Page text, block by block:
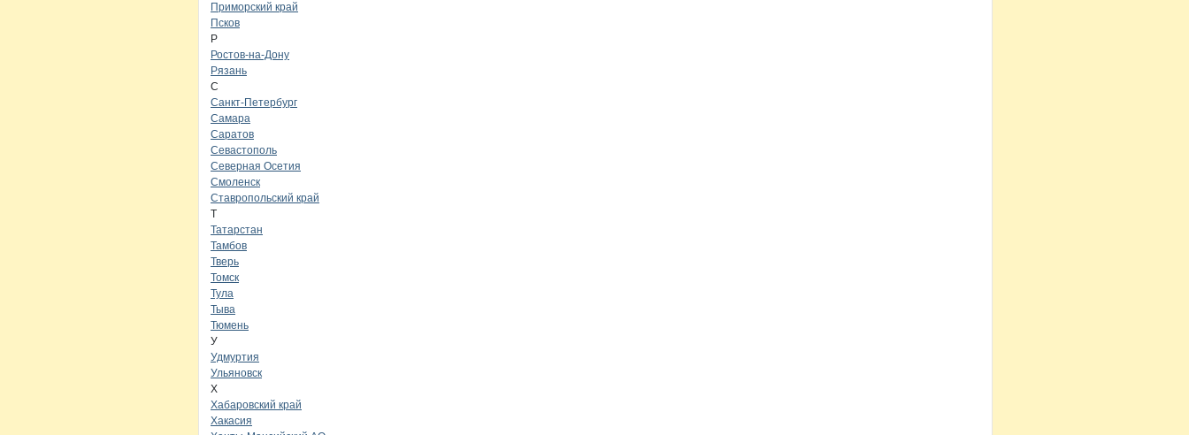
Приморский край
Псков
Р
Ростов-на-Дону
Рязань
С
Санкт-Петербург
Самара
Саратов
Севастополь
Северная Осетия
Смоленск
Ставропольский край
Т
Татарстан
Тамбов
Тверь
Томск
Тула
Тыва
Тюмень
У
Удмуртия
Ульяновск
Х
Хабаровский край
Хакасия